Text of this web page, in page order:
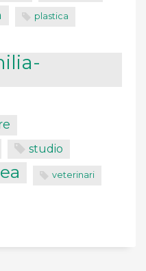
plastica
studio
veterinari